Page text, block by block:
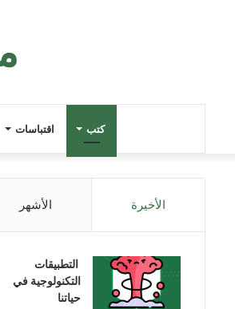
كتب اقتباسات
الأخيرة الأشهر
التطبيقات
التكنولوجية في
حياتنا